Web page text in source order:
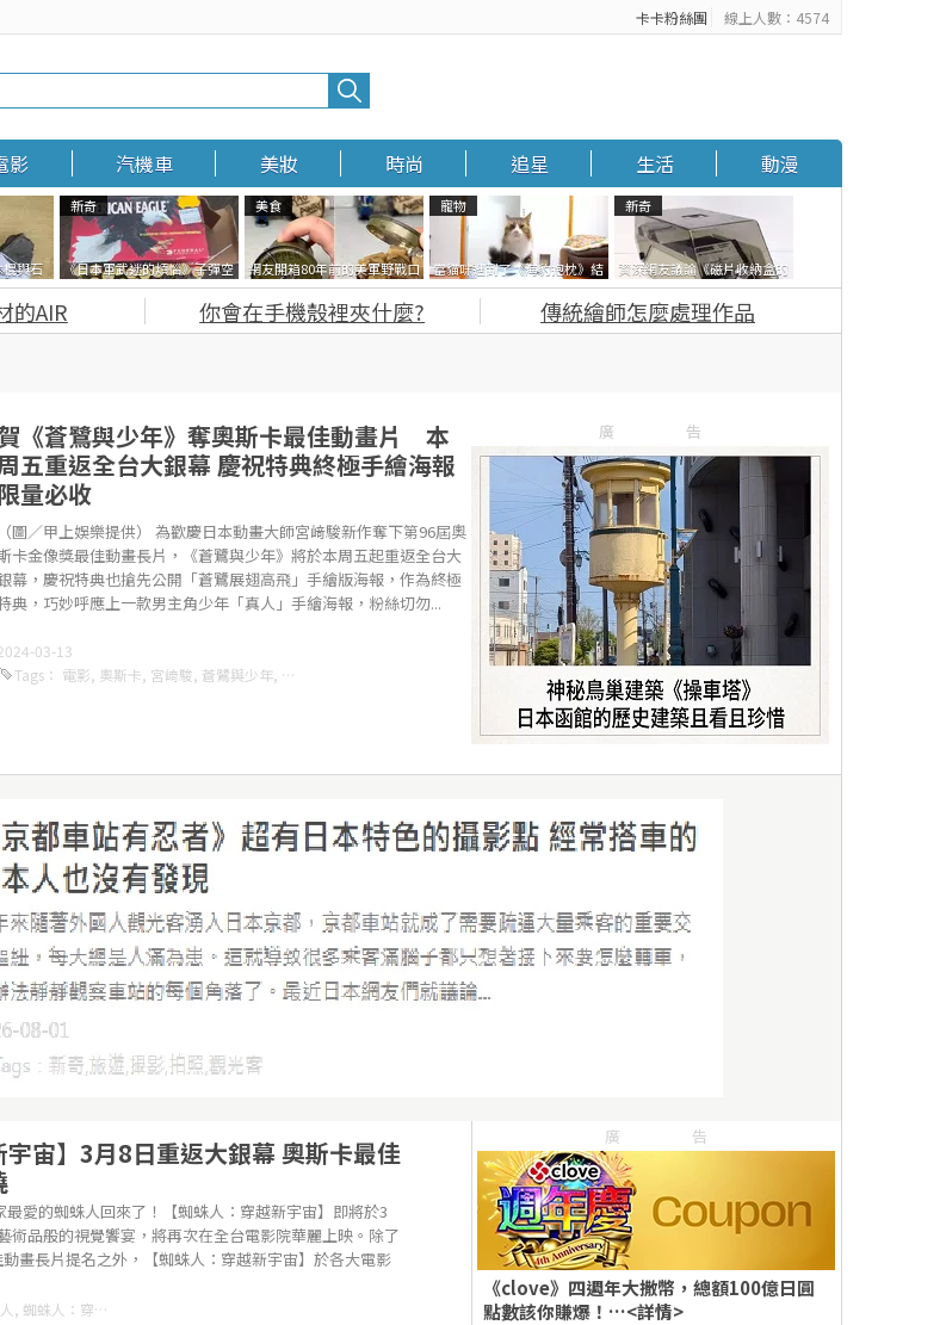
卡卡粉絲團 線上人數：4574
影 汽機車 美妝 時尚 追星 生活 動漫
棍與石
打開書
東
新奇
《日本軍武迷的煩惱》子彈空
盒在日本超級貴 美國網友直接
一大箱寄給他了
美食
網友開箱80年前的美軍野戰口
糧 罐頭本身保存良好，但裡面
的味道...
寵物
當貓咪遇到了《海豹抱枕》結
果玩了10天後，海豹一整個走
新奇
資深網友議論《磁片收納盒的
鎖有什麼用》想偷的話整盒拿
走不就好了嗎？
的AIR 你會在手機殼裡夾什麼?
傳統繪師怎麼處理作品
《蒼鷺與少年》奪奧斯卡最佳動畫片 本
五重返全台大銀幕 慶祝特典終極手繪海報
限量必收
（圖／甲上娛樂提供） 為歡慶日本動畫大師宮﨑駿新作奪下第96屆奧
卡金像獎最佳動畫長片，《蒼鷺與少年》將於本周五起重返全台大
幕，慶祝特典也搶先公開「蒼鷺展翅高飛」手繪版海報，作為終極
典，巧妙呼應上一款男主角少年「真人」手繪海報，粉絲切勿...
03-13
Tags ： 電影, 奧斯卡, 宮﨑駿, 蒼鷺與少年, 最佳動畫片
廣告
宇宙】3月8日重返大銀幕 奧斯卡最佳
最愛的蜘蛛人回來了！【蜘蛛人：穿越新宇宙】即將於3
術品般的視覺饗宴，將再次在全台電影院華麗上映。除了
畫長片提名之外，【蜘蛛人：穿越新宇宙】於各大電影
, 蜘蛛人：穿越新宇宙
廣告
《clove》四週年大撒幣，總額100億日圓
點數該你賺爆！…<詳情>